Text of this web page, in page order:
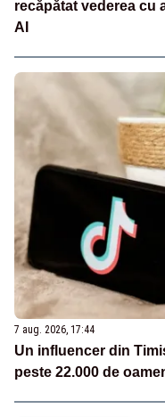
recăpătat vederea cu
AI
7 aug. 2026, 17:44
Un influencer din
peste 22.000 de